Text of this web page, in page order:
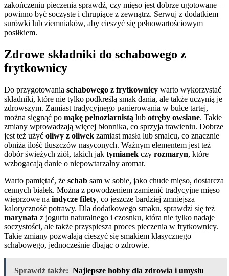
zakończeniu pieczenia sprawdź, czy mięso jest dobrze ugotowane –
powinno być soczyste i chrupiące z zewnątrz. Serwuj z dodatkiem
surówki lub ziemniaków, aby cieszyć się pełnowartościowym
posiłkiem.
Zdrowe składniki do schabowego z
frytkownicy
Do przygotowania schabowego z frytkownicy warto wykorzystać
składniki, które nie tylko podkreślą smak dania, ale także uczynią je
zdrowszym. Zamiast tradycyjnego panierowania w bułce tartej,
można sięgnąć po mąkę pełnoziarnistą lub otręby owsiane. Takie
zmiany wprowadzają więcej błonnika, co sprzyja trawieniu. Dobrze
jest też użyć oliwy z oliwek zamiast masła lub smalcu, co znacznie
obniża ilość tłuszczów nasyconych. Ważnym elementem jest też
dobór świeżych ziół, takich jak tymianek czy rozmaryn, które
wzbogacają danie o niepowtarzalny aromat.
Warto pamiętać, że schab sam w sobie, jako chude mięso, dostarcza
cennych białek. Można z powodzeniem zamienić tradycyjne mięso
wieprzowe na indycze filety, co jeszcze bardziej zmniejsza
kaloryczność potrawy. Dla dodatkowego smaku, sprawdzi się też
marynata z jogurtu naturalnego i czosnku, która nie tylko nadaje
soczystości, ale także przyspiesza proces pieczenia w frytkownicy.
Takie zmiany pozwalają cieszyć się smakiem klasycznego
schabowego, jednocześnie dbając o zdrowie.
Sprawdź także: Najlepsze hobby dla zdrowia i umysłu